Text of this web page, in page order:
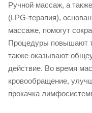
Ручной массаж, а
(LPG-терапия),
массаже, помогут
Процедуры повышают
также оказывают
действие. Во время
кровообращение,
прокачка